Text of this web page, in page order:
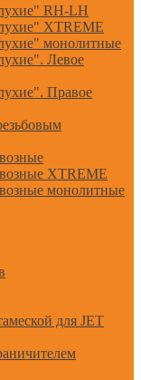
RH-LH
XTREME
монолитные
Левое
Правое
XTREME
монолитные
для JET